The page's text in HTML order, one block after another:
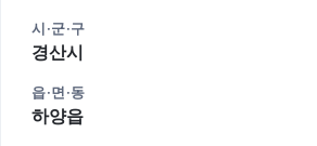
시·군·구
경산시
읍·면·동
하양읍